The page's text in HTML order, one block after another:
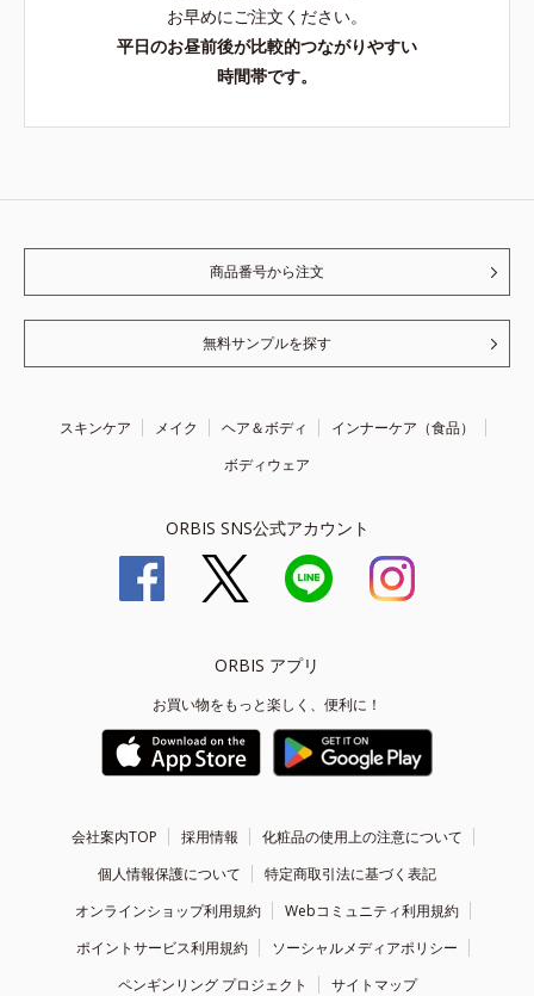
お早めにご注文ください。
平日のお昼前後が比較的つながりやすい
時間帯です。
商品番号から注文
無料サンプルを探す
スキンケア メイク ヘア＆ボディ
インナーケア（食品）
ボディウェア
ORBIS SNS公式アカウント
ORBIS アプリ
お買い物をもっと楽しく、便利に！
会社案内TOP 採用情報
化粧品の使用上の注意について
個人情報保護について
特定商取引法に基づく表記
オンラインショップ利用規約
Webコミュニティ利用規約
ポイントサービス利用規約
ソーシャルメディアポリシー
ペンギンリング プロジェクト
サイトマップ